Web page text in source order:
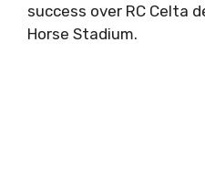
success over RC Celta
Horse Stadium.